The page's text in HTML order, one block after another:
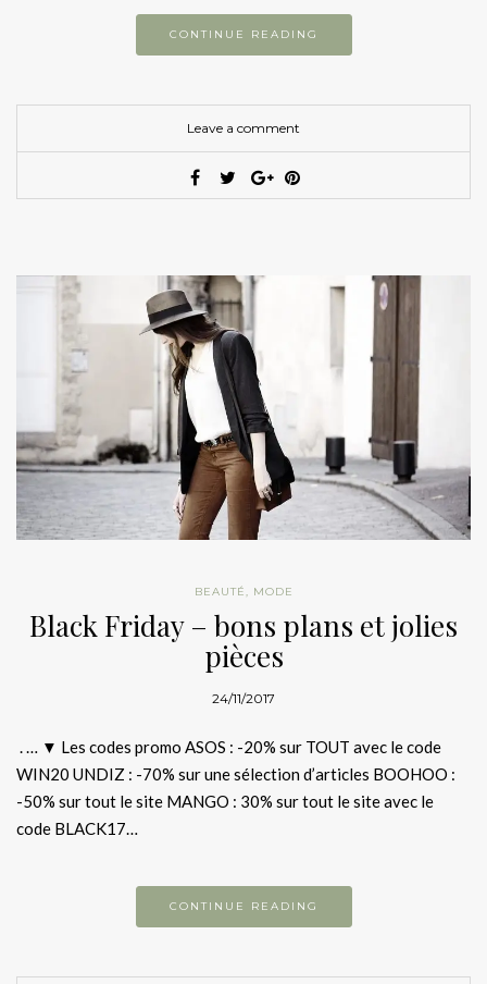
CONTINUE READING
Leave a comment
BEAUTÉ MODE
Black Friday – bons plans et jolies
pièces
24/11/2017
. … ▼ Les codes promo ASOS : -20% sur TOUT avec le code
WIN20 UNDIZ : -70% sur une sélection d’articles BOOHOO :
-50% sur tout le site MANGO : 30% sur tout le site avec le
code BLACK17…
CONTINUE READING